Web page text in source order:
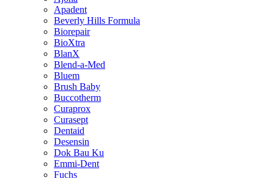
Apadent
Beverly Hills Formula
Biorepair
BioXtra
BlanX
Blend-a-Med
Bluem
Brush Baby
Buccotherm
Curaprox
Curasept
Dentaid
Desensin
Dok Bau Ku
Emmi-Dent
Fuchs